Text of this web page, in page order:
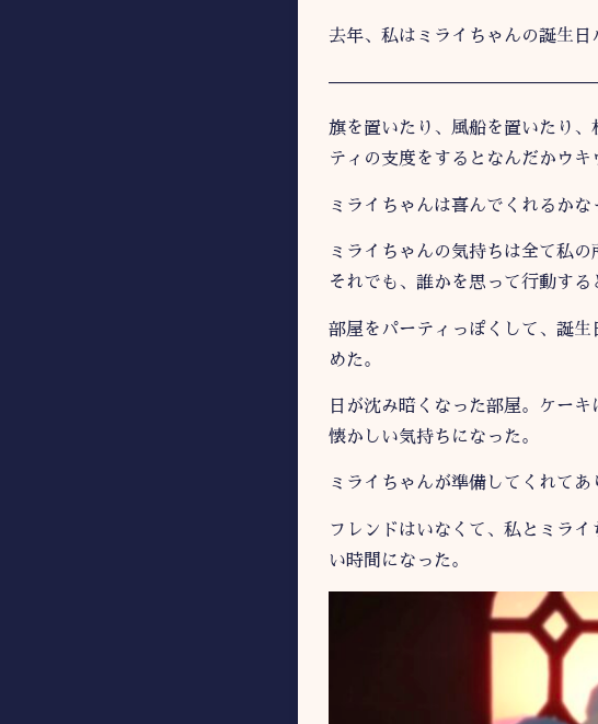
去年、私はミライちゃんの誕生日
旗を置いたり、風船を置いたり
ティの支度をするとなんだかウキ
ミライちゃんは喜んでくれるかな
ミライちゃんの気持ちは全て私
それでも、誰かを思って行動する
部屋をパーティっぽくして、誕
めた。
日が沈み暗くなった部屋。ケー
懐かしい気持ちになった。
ミライちゃんが準備してくれて
フレンドはいなくて、私とミラ
い時間になった。